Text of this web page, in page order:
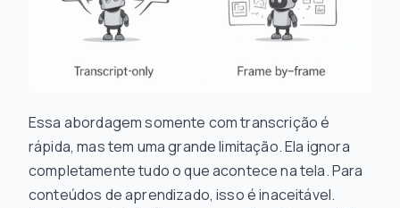
Essa abordagem somente com transcrição é
rápida, mas tem uma grande limitação. Ela ignora
completamente tudo o que acontece na tela. Para
conteúdos de aprendizado, isso é inaceitável.